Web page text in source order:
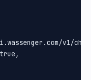
v1/